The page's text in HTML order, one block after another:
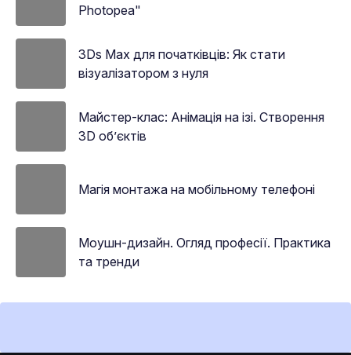
Photopea"
3Ds Max для початківців: Як стати
візуалізатором з нуля
Майстер-клас: Анімація на ізі. Створення
3D об’єктів
Магія монтажа на мобільному телефоні
Моушн-дизайн. Огляд професії. Практика
та тренди